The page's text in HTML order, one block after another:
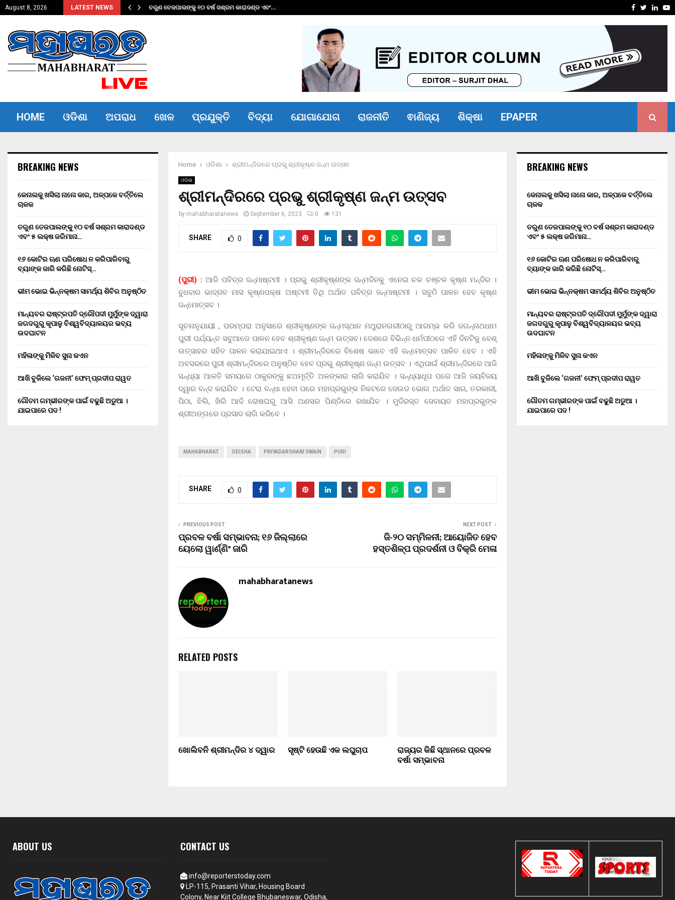
August 8, 2026 LATEST NEWS
ଚାଳକ ତରୁଣ ତେଜପାଲଙ୍କୁ ୧୦ ବର୍ଷ ସଶ୍ରମ କାରାଦଣ୍ଡ ଏବଂ… ଭୀମ
Facebook
Twitter
HOME ଓଡିଶା ଅପରାଧ ଖେଳ ପ୍ରଯୁକ୍ତି ବିଦ୍ୟା ଯୋଗାଯୋଗ ରାଜନୀତି ଵାଣିଜ୍ୟ ଶିକ୍ଷା EPAPER
Home ଓଡିଶା ଶ୍ରୀମନ୍ଦିରରେ ପ୍ରଭୁ ଶ୍ରୀକୃଷ୍ଣ ଜନ୍ମ ଉତ୍ସବ
ଓଡିଶା
ଶ୍ରୀମନ୍ଦିରରେ ପ୍ରଭୁ ଶ୍ରୀକୃଷ୍ଣ ଜନ୍ମ ଉତ୍ସବ
by mahabharatanews September 6, 2023 0 131
SHARE 0
(ପୁରୀ) : ଆଜି ପବିତ୍ର ଜନ୍ମାଷ୍ଟମୀ । ପ୍ରଭୁ ଶ୍ରୀକୃଷ୍ଣଙ୍କ ଜନ୍ମଦିନକୁ ଏନେଇ ଚଳ ଚଞ୍ଚଳ କୃଷ୍ଣ ମନ୍ଦିର ।
ବୁଧବାର ଭାଦ୍ରବ ମାସ କୃଷ୍ଣପକ୍ଷ ଅଷ୍ଟମୀ ତିଥି ଅର୍ଥାତ ପବିତ୍ର ଜନ୍ମାଷ୍ଟମୀ । ସବୁଠି ପାଳନ ହେବ କୃଷ୍ଣ
ଜନ୍ମୋତ୍ସବ ।
ସୂଚନାନୁଯାୟୀ , ପରମ୍ପରା ଅନୁସାରେ ଶ୍ରୀକୃଷ୍ଣଙ୍କ ଜନ୍ମସ୍ଥାନ ମଥୁରାନଗରୀଠାରୁ ଆରମ୍ଭ କରି ଜଗନ୍ନାଥଧାମ
ପୁରୀ ପର୍ଯ୍ୟନ୍ତ ସବୁଆଡେ ପାଳନ ହେବ ଶ୍ରୀକୃଷ୍ଣ ଜନ୍ମ ଉତ୍ସବ। ଦେଶରେ ବିଭିନ୍ନ ଧର୍ମପୀଠରେ ଏହି ଦିନଟିକୁ ବେଶ୍
ଉତ୍ସାହର ସହିତ ପାଳନ କରାଯାଇଥାଏ । ଶ୍ରୀମନ୍ଦିରରେ ବିଶେଷ ଭାବେ ଏହି ଜନ୍ମୋତ୍ସବ ପାଳିତ ହେବ । ଏହି
ଅବସରରେ ପୁରୀ ଶ୍ରୀମନ୍ଦିରରେ ଅନୁଷ୍ଠିତ ହେବ ପ୍ରଭୁ ଶ୍ରୀକୃଷ୍ଣ ଜନ୍ମ ଉତ୍ସବ । ଏଥିପାଇଁ ଶ୍ରୀମନ୍ଦିରରେ ଆଜି
ସନ୍ଧ୍ୟା ଆଳତି ସମୟରେ ଠାକୁରଙ୍କୁ ଛଅମୂର୍ତ୍ତି ଅଳଙ୍କାର ଲାଗି କରାଯିବ । ସନ୍ଧ୍ୟାଧୂପ ପରେ ଆଜି ଜୟବିଜୟ
ଦ୍ୱାର ବନ୍ଦ କରାଯିବ । ଟେରା ବନ୍ଧା ହେବା ପରେ ମହାପ୍ରଭୁଙ୍କ ନିକଟରେ ଜେଉଡ ଭୋଗ ଅର୍ଥାତ ସାଗ, ତରକାରୀ,
ପିଠା, ଝିଲି, ଖିରି ଆଦି ରୋଷଘରୁ ଆସି ଅଣସର ପିଣ୍ଡିରେ ରଖାଯିବ । ମୁଦିରସ୍ତ ସେବାୟତ ମହାପ୍ରଭୁଙ୍କ
ଶ୍ରୀଅଙ୍ଗରେ ପ୍ରସାଦ ଲାଗି କରିବେ ।
MAHABHARAT ODISHA PRIYADARSHANI SWAIN PURI
SHARE 0
PREVIOUS POST
ପ୍ରବଳ ବର୍ଷା ସମ୍ଭାବନା; ୧୬ ଜିଲ୍ଲାରେ
ୟେଲୋ ୱାର୍ଣ୍ଣିଂ ଜାରି
NEXT POST
ଜି-୨୦ ସମ୍ମିଳନୀ; ଆୟୋଜିତ ହେବ
ହସ୍ତଶିଳ୍ପ ପ୍ରଦର୍ଶନୀ ଓ ବିକ୍ରି ମେଳା
mahabharatanews
RELATED POSTS
ଖୋଲିବନି ଶ୍ରୀମନ୍ଦିର ୪ ଦ୍ୱାର ସୃଷ୍ଟି ହେଉଛି ଏକ ଲଘୁଚାପ ରାଜ୍ୟର କିଛି ସ୍ଥାନରେ ପ୍ରବଳ
ବର୍ଷା ସମ୍ଭାବନା
BREAKING NEWS
କେନାଲକୁ ଖସିଲା ନାନୋ କାର, ଅଳ୍ପକେ ବର୍ତ୍ତିଲେ
ଚାଳକ
ତରୁଣ ତେଜପାଲଙ୍କୁ ୧୦ ବର୍ଷ ସଶ୍ରମ କାରାଦଣ୍ଡ
ଏବଂ ₹୫ ଲକ୍ଷ ଜରିମାନା…
୧୬ କୋଟିର ଋଣ ପରିଷୋଧ ନ କରିପାରିବାରୁ
ବ୍ୟାଙ୍କ ଜାରି କରିଛି ନୋଟିସ୍…
ଭୀମ ଭୋଇ ଭିନ୍ନକ୍ଷମ ସାମର୍ଥ୍ୟ ଶିବିର ଅନୁଷ୍ଠିତ
ମାନ୍ୟବର ରାଷ୍ଟ୍ରପତି ଦ୍ରୌପଦୀ ମୁର୍ମୁଙ୍କ ଦ୍ୱାରା
ଜଗଦଗୁରୁ କୃପାଳୁ ବିଶ୍ୱବିଦ୍ୟାଳୟର ଭବ୍ୟ
ଉଦଘାଟନ
ମହିଳାଙ୍କୁ ମିଳିବ ସୁନା କଏନ
ଆଖି ବୁଜିଲେ ‘ଗଜନୀ’ ଫେମ୍ ପ୍ରଦୀପ ରାୱତ
ଗୌତମ ଗମ୍ଭୀରଙ୍କ ପାଇଁ ବଢୁଛି ଅଡୁଆ ।
ଯାଇପାରେ ପଦ !
BREAKING NEWS
କେନାଲକୁ ଖସିଲା ନାନୋ କାର, ଅଳ୍ପକେ ବର୍ତ୍ତିଲେ
ଚାଳକ
ତରୁଣ ତେଜପାଲଙ୍କୁ ୧୦ ବର୍ଷ ସଶ୍ରମ କାରାଦଣ୍ଡ
ଏବଂ ₹୫ ଲକ୍ଷ ଜରିମାନା…
୧୬ କୋଟିର ଋଣ ପରିଷୋଧ ନ କରିପାରିବାରୁ
ବ୍ୟାଙ୍କ ଜାରି କରିଛି ନୋଟିସ୍…
ଭୀମ ଭୋଇ ଭିନ୍ନକ୍ଷମ ସାମର୍ଥ୍ୟ ଶିବିର ଅନୁଷ୍ଠିତ
ମାନ୍ୟବର ରାଷ୍ଟ୍ରପତି ଦ୍ରୌପଦୀ ମୁର୍ମୁଙ୍କ ଦ୍ୱାରା
ଜଗଦଗୁରୁ କୃପାଳୁ ବିଶ୍ୱବିଦ୍ୟାଳୟର ଭବ୍ୟ
ଉଦଘାଟନ
ମହିଳାଙ୍କୁ ମିଳିବ ସୁନା କଏନ
ଆଖି ବୁଜିଲେ ‘ଗଜନୀ’ ଫେମ୍ ପ୍ରଦୀପ ରାୱତ
ଗୌତମ ଗମ୍ଭୀରଙ୍କ ପାଇଁ ବଢୁଛି ଅଡୁଆ ।
ଯାଇପାରେ ପଦ !
ABOUT US CONTACT US
info@reporterstoday.com
LP-115, Prasanti Vihar, Housing Board
Colony, Near Kiit College Bhubaneswar, Odisha,